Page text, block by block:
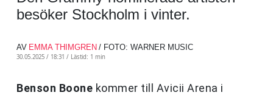
besöker Stockholm i vinter.
AV EMMA THIMGREN / FOTO: WARNER MUSIC
30.05.2025 / 18:31 / Lästid: 1 min
Benson Boone kommer till Avicii Arena i